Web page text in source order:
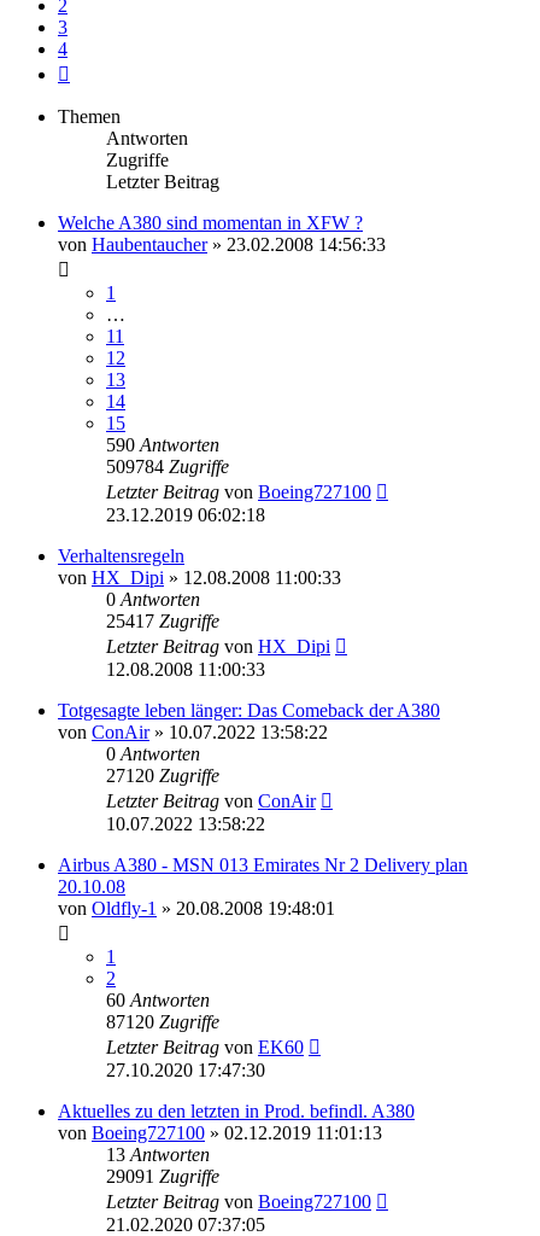
2
3
4
Themen
Antworten
Zugriffe
Letzter Beitrag
Welche A380 sind momentan in XFW ?
von Haubentaucher» 23.02.2008 14:56:33
1
…
11
12
13
14
15
590 Antworten
509784 Zugriffe
Letzter Beitrag von Boeing727100
23.12.2019 06:02:18
Verhaltensregeln
von HX_Dipi » 12.08.2008 11:00:33
0 Antworten
25417 Zugriffe
Letzter Beitrag von HX_Dipi
12.08.2008 11:00:33
Totgesagte leben länger: Das Comeback der A380
von ConAir» 10.07.2022 13:58:22
0 Antworten
27120 Zugriffe
Letzter Beitrag von ConAir
10.07.2022 13:58:22
Airbus A380 - MSN 013 Emirates Nr 2 Delivery plan
20.10.08
von Oldfly-1 » 20.08.2008 19:48:01
1
2
60 Antworten
87120 Zugriffe
Letzter Beitrag von EK60
27.10.2020 17:47:30
Aktuelles zu den letzten in Prod. befindl. A380
von Boeing727100 » 02.12.2019 11:01:13
13 Antworten
29091 Zugriffe
Letzter Beitrag von Boeing727100
21.02.2020 07:37:05